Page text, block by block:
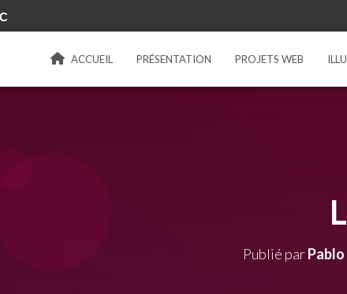
ACCUEIL PRÉSENTATION PROJETS WEB
Publié par